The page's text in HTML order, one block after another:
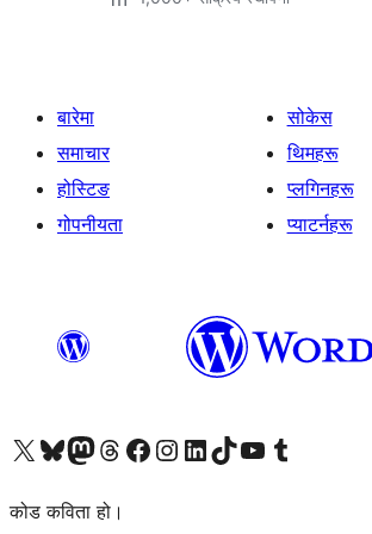
बारेमा
समाचार
होस्टिङ
गोपनीयता
सोकेस
थिमहरू
प्लगिनहरू
प्याटर्नहरू
हाम्रो X (पहिले ट्विटर) खातामा जानुहोस्
हाम्रो Bluesky खाता भ्रमण गर्नुहोस्
हाम्रो म्यास्टोडन खाता भ्रमण गर्नुहोस्
हाम्रो थ्रेड्स खातामा जानुहोस्
हाम्रो फेसबुक पेजमा जानुहोस्
हाम्रो इन्स्टाग्राम खातामा जानुहोस्
हाम्रो लिङ्क्डइन खातामा जानुहोस्
हाम्रो TikTok खाता भ्रमण गर्नुहोस्
हाम्रो युट्युब च्यानलमा जानुहोस्
हाम्रो टम्बलर खाता भ्रमण गर्नुहोस्
कोड कविता हो।